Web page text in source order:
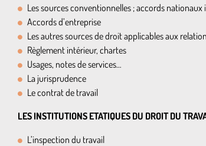
Les sources conventionnelles ; accords
Accords d’entreprise
Les autres sources de droit applicables aux
Règlement intérieur, chartes
Usages, notes de services…
La jurisprudence
Le contrat de travail
LES INSTITUTIONS ETATIQUES DU DROIT DU
L’inspection du travail